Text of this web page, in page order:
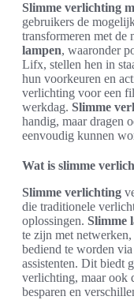
Slimme verlichting
gebruikers de
transformeren met de
lampen, waaronder
Lifx, stellen hen in
hun voorkeuren en
verlichting voor een
werkdag. Slimme
handig, maar dragen
eenvoudig kunnen
Wat is slimme
Slimme verlichting
die traditionele
oplossingen. Slimme
te zijn met
bediend te worden
assistenten. Dit biedt
verlichting, maar ook
besparen en